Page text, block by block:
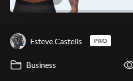
Esteve Castells PRO
Business